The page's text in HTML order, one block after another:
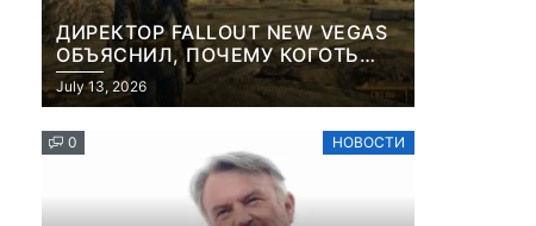
ДИРЕКТОР FALLOUT NEW VEGAS
ОБЪЯСНИЛ, ПОЧЕМУ КОГОТЬ
СМЕРТИ У КАРЬЕРА НАМЕРЕННО
СНОСИТ ВАМ ГОЛОВУ
July 13, 2026
0 НОВОСТИ